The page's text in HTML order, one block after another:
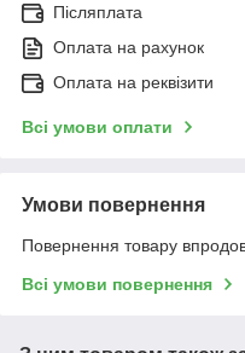
Післяплата
Оплата на рахунок
Оплата на реквізити
Всі умови оплати
Умови повернення
Повернення товару
Всі умови повернення